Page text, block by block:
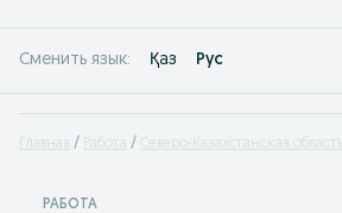
Сменить язык: Қаз Рус
Главная Работа Северо-Казахстанская область
РАБОТА